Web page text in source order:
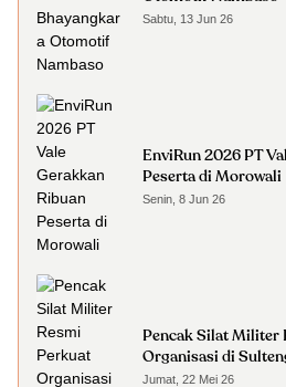
Sabtu, 13 Jun 26
EnviRun 2026 PT
Peserta di Morowali
Senin, 8 Jun 26
Pencak Silat Militer
Organisasi di
Jumat, 22 Mei 26